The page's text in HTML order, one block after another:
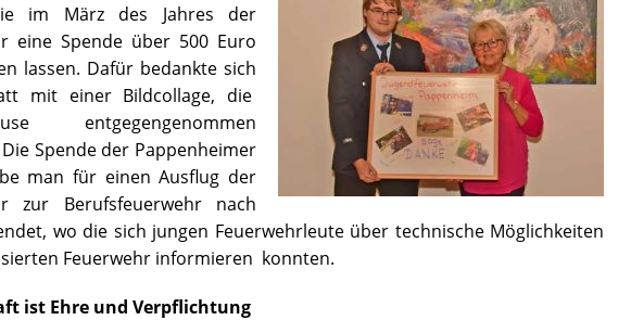
im März des Jahres der
eine Spende über 500 Euro
lassen. Dafür bedankte sich
mit einer Bildcollage, die
entgegengenommen
Spende der Pappenheimer
man für einen Ausflug der
zur Berufsfeuerwehr nach
wo die sich jungen Feuerwehrleute über technische Möglichkeiten
Feuerwehr informieren konnten.
ist Ehre und Verpflichtung